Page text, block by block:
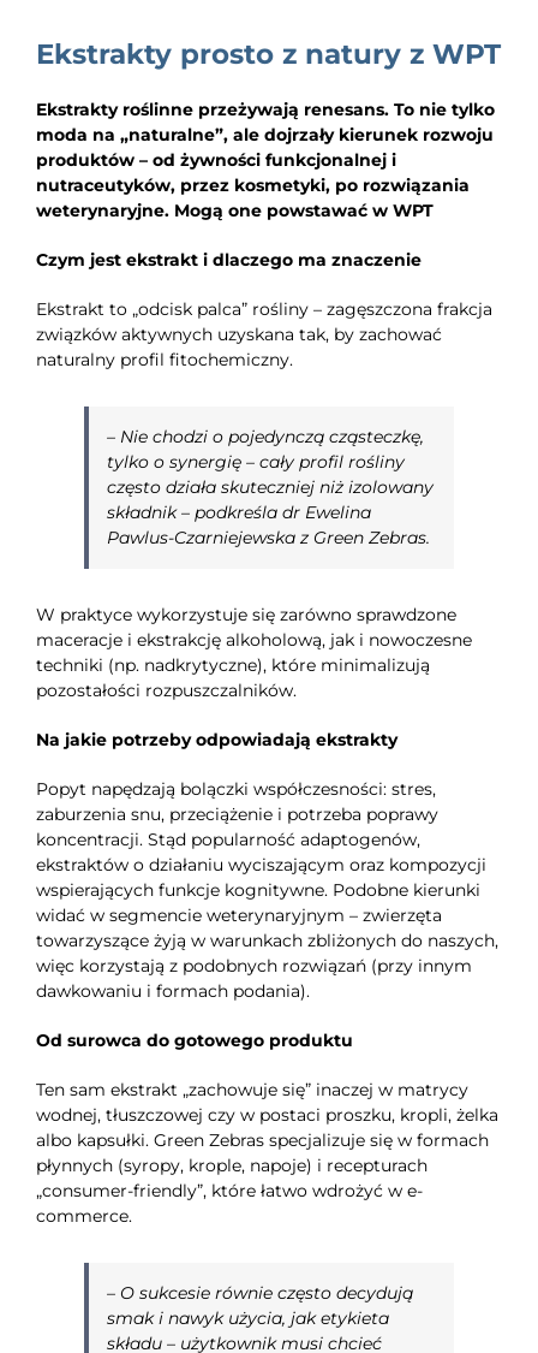
NEWS
BLOG
KONTAKT
Ekstrakty prosto z natury z WPT
Ekstrakty roślinne przeżywają renesans. To nie tylko
moda na „naturalne”, ale dojrzały kierunek rozwoju
produktów – od żywności funkcjonalnej i
nutraceutyków, przez kosmetyki, po rozwiązania
weterynaryjne. Mogą one powstawać w WPT
Czym jest ekstrakt i dlaczego ma znaczenie
Ekstrakt to „odcisk palca” rośliny – zagęszczona frakcja
związków aktywnych uzyskana tak, by zachować
naturalny profil fitochemiczny.
– Nie chodzi o pojedynczą cząsteczkę,
tylko o synergię – cały profil rośliny
często działa skuteczniej niż izolowany
składnik– podkreśla dr Ewelina
Pawlus-Czarniejewska z Green Zebras.
W praktyce wykorzystuje się zarówno sprawdzone
maceracje i ekstrakcję alkoholową, jak i nowoczesne
techniki (np. nadkrytyczne), które minimalizują
pozostałości rozpuszczalników.
Na jakie potrzeby odpowiadają ekstrakty
Popyt napędzają bolączki współczesności: stres,
zaburzenia snu, przeciążenie i potrzeba poprawy
koncentracji. Stąd popularność adaptogenów,
ekstraktów o działaniu wyciszającym oraz kompozycji
wspierających funkcje kognitywne. Podobne kierunki
widać w segmencie weterynaryjnym – zwierzęta
towarzyszące żyją w warunkach zbliżonych do naszych,
więc korzystają z podobnych rozwiązań (przy innym
dawkowaniu i formach podania).
Od surowca do gotowego produktu
Ten sam ekstrakt „zachowuje się” inaczej w matrycy
wodnej, tłuszczowej czy w postaci proszku, kropli, żelka
albo kapsułki. Green Zebras specjalizuje się w formach
płynnych (syropy, krople, napoje) i recepturach
„consumer-friendly”, które łatwo wdrożyć w e-
commerce.
– O sukcesie równie często decydują
smak i nawyk użycia, jak etykieta
składu – użytkownik musi chcieć